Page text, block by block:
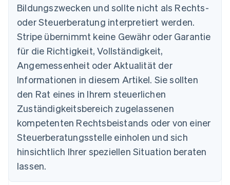
Bildungszwecken und sollte nicht als Rechts-
oder Steuerberatung interpretiert werden.
Stripe übernimmt keine Gewähr oder Garantie
für die Richtigkeit, Vollständigkeit,
Angemessenheit oder Aktualität der
Informationen in diesem Artikel. Sie sollten
den Rat eines in Ihrem steuerlichen
Zuständigkeitsbereich zugelassenen
kompetenten Rechtsbeistands oder von einer
Steuerberatungsstelle einholen und sich
hinsichtlich Ihrer speziellen Situation beraten
lassen.
Belgien
Brasilien
PortuguêsEnglish
Bulgarien
English
Dänemark
English
DeutschEnglish
Estland
English
Festlandchina
简体中文English
Finnland
Frankreich
FrançaisEnglish